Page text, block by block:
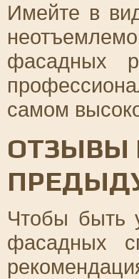
Имейте в
фасадных
самом
ОТЗЫВЫ
Чтобы быть
фасадных